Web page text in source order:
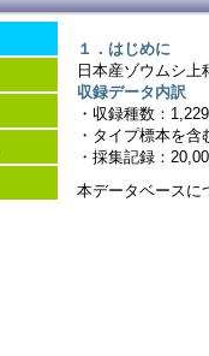
１．はじめに
日本産ゾウムシ
収録データ内訳
・収録種数：
・タイプ標本を
・採集記録：
本データベースに